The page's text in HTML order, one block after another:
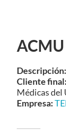
ACMU
Descripción:
Cliente final:
Médicas del
Empresa: